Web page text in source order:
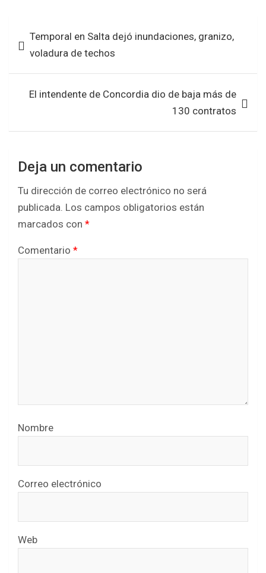
e
o
o
t
r
a
t
p
a
r
de Temporal en Salta dejó inundaciones, granizo,
voladura de techos
El intendente de Concordia dio de baja más de
130 contratos
Deja un comentario
Tu dirección de correo electrónico no será
publicada. Los campos obligatorios están
marcados con *
Comentario *
Nombre
Correo electrónico
Web